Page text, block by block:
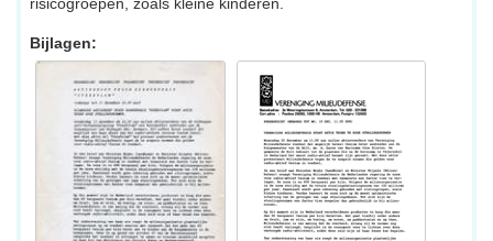
Bijlagen: